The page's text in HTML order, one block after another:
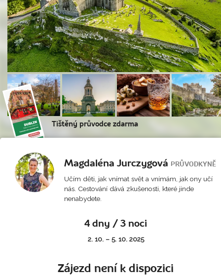
Tištěný průvodce zdarma
Magdaléna Jurczygová PRŮVODKYNĚ
Učím děti, jak vnímat svět a vnímám, jak ony učí
nás. Cestování dává zkušenosti, které jinde
nenabydete.
4 dny / 3 noci
2. 10. – 5. 10. 2025
Zájezd není k dispozici